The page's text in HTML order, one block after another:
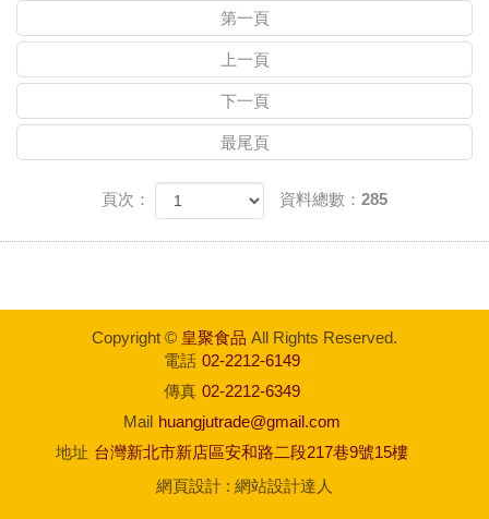
第一頁
上一頁
下一頁
最尾頁
頁次： 資料總數：285
Copyright © 皇聚食品 All Rights Reserved.
電話 02-2212-6149
傳真 02-2212-6349
Mail huangjutrade@gmail.com
地址 台灣新北市新店區安和路二段217巷9號15樓
網頁設計 : 網站設計達人